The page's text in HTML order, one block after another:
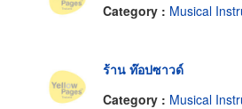
Category : Musical
ร้าน ท๊อปซาวด์
Category : Musical